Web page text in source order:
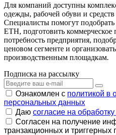
Для компаний доступны
одежды, рабочей обуви и
Специалисты помогут
ЕТН, подготовить коммерческое
потребность предприятия,
ценовом сегменте и
производственным площадкам.
Подписка на рассылку
Ознакомлен с политикой в
персональных данных
Даю согласие на
Согласен на получение
транзакционных и триггерных